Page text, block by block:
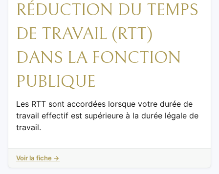
RÉDUCTION DU TEMPS
DE TRAVAIL (RTT)
DANS LA FONCTION
PUBLIQUE
Les RTT sont accordées lorsque votre durée de
travail effectif est supérieure à la durée légale de
travail.
Voir la fiche →